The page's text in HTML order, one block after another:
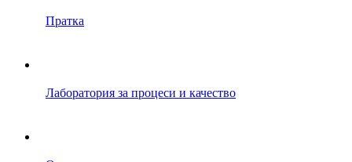
Пратка
Лаборатория за процеси и качество